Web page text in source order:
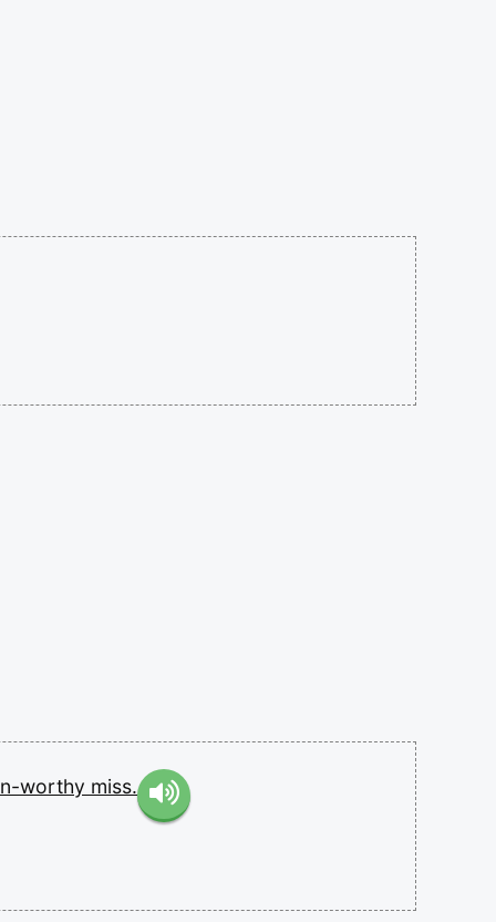
worthy miss.